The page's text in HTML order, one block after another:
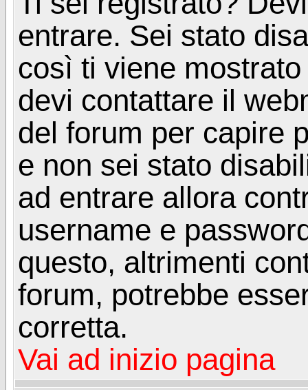
entrare. Sei stato
così ti viene
devi contattare il
del forum per capire
e non sei stato
ad entrare allora
username e
questo, altrimenti
forum, potrebbe
corretta.
Vai ad inizio pagina